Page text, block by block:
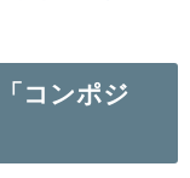
コンポジ